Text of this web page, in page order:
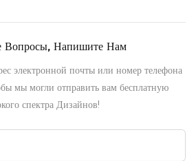
Вопросы, Напишите Нам
электронной почты или номер телефона
мы могли отправить вам бесплатную
спектра Дизайнов!